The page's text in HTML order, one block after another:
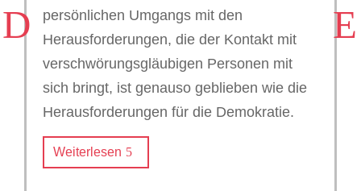
persönlichen Umgangs mit den
Herausforderungen, die der Kontakt mit
verschwörungsgläubigen Personen mit
sich bringt, ist genauso geblieben wie die
Herausforderungen für die Demokratie.
Weiterlesen